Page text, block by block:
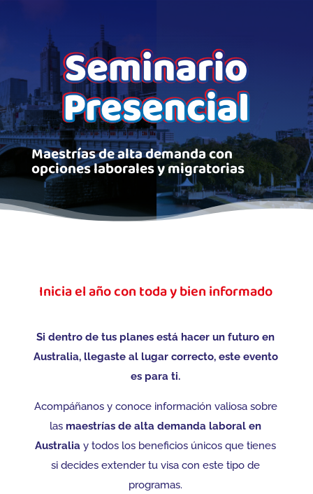
Maestrías de alta demanda con
opciones laborales y migratorias
Inicia el año con toda y bien informado
Si dentro de tus planes está hacer un futuro en
Australia, llegaste al lugar correcto, este evento
es para ti.
Acompáñanos y conoce información valiosa sobre
las maestrías de alta demanda laboral en
Australia y todos los beneficios únicos que tienes
si decides extender tu visa con este tipo de
programas.